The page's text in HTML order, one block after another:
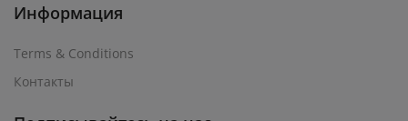
Информация
Terms & Conditions
Контакты